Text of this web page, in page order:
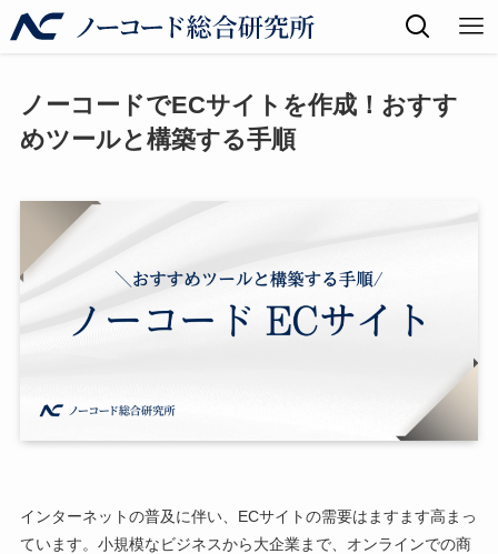
ノーコードでECサイトを作成！おすす
めツールと構築する手順
インターネットの普及に伴い、ECサイトの需要はますます高まっ
ています。小規模なビジネスから大企業まで、オンラインでの商